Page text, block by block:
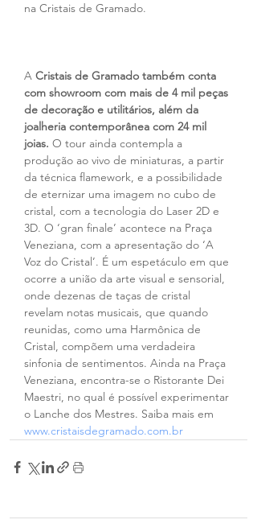
na Cristais de Gramado.
A Cristais de Gramado também conta
com showroom com mais de 4 mil peças
de decoração e utilitários, além da
joalheria contemporânea com 24 mil
joias. O tour ainda contempla a
produção ao vivo de miniaturas, a partir
da técnica flamework, e a possibilidade
de eternizar uma imagem no cubo de
cristal, com a tecnologia do Laser 2D e
3D. O ‘gran finale’ acontece na Praça
Veneziana, com a apresentação do ‘A
Voz do Cristal’. É um espetáculo em que
ocorre a união da arte visual e sensorial,
onde dezenas de taças de cristal
revelam notas musicais, que quando
reunidas, como uma Harmônica de
Cristal, compõem uma verdadeira
sinfonia de sentimentos. Ainda na Praça
Veneziana, encontra-se o Ristorante Dei
Maestri, no qual é possível experimentar
o Lanche dos Mestres. Saiba mais em
www.cristaisdegramado.com.br